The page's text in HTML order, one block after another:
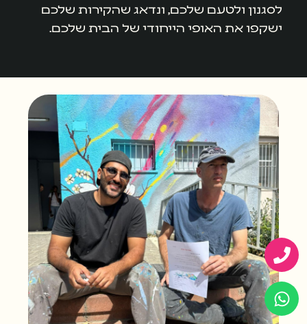
לסגנון ולטעם שלכם, ונדאג שהקירות שלכם
ישקפו את האופי הייחודי של הבית שלכם.